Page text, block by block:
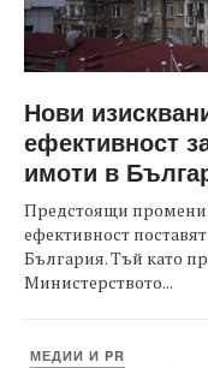
Нови
ефективност
имоти в
Предстоящи промени
ефективност
България. Тъй като
Министерството...
МЕДИИ И PR